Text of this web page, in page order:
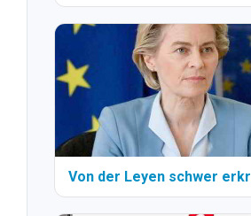
Von der Leyen schwer